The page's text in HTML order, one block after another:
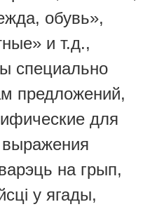
обувь»,
и т.д.,
специально
предложений,
для
выражения
на грып,
у ягады,